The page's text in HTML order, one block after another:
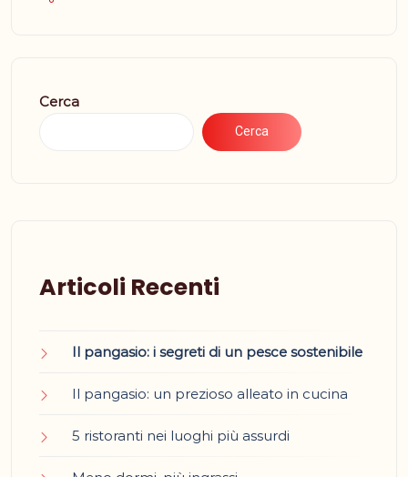
Cerca
Cerca
Articoli Recenti
Il pangasio: i segreti di un pesce sostenibile
Il pangasio: un prezioso alleato in cucina
5 ristoranti nei luoghi più assurdi